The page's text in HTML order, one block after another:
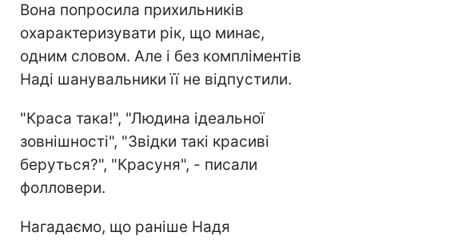
Вона попросила прихильників
охарактеризувати рік, що минає,
одним словом. Але і без компліментів
Наді шанувальники її не відпустили.
"Краса така!", "Людина ідеальної
зовнішності", "Звідки такі красиві
беруться?", "Красуня", - писали
фолловери.
Нагадаємо, що раніше Надя